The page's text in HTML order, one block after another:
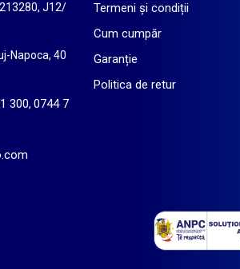
J12/
Napoca, 40
300, 0744 7
Termeni și condiții
Cum cumpăr
Garanție
Politica de retur